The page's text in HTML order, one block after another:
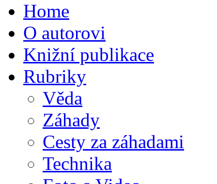
Home
O autorovi
Knižní publikace
Rubriky
Věda
Záhady
Cesty za záhadami
Technika